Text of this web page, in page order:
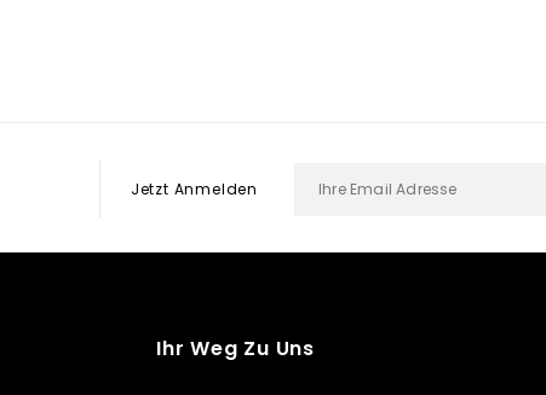
Jetzt Anmelden
Ihr Weg Zu Uns